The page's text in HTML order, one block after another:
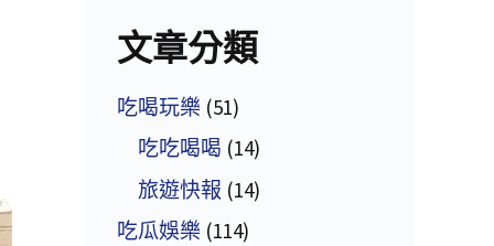
文章分類
吃喝玩樂 (51)
吃吃喝喝 (14)
旅遊快報 (14)
吃瓜娛樂 (114)